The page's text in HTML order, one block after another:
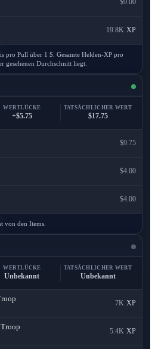
$9.00
19.8K XP
pro Pull über 1 $. Gesamte Helden-XP pro
gesehenen Durchschnitt liegt.
WERTLÜCKE
+$5.75
TATSÄCHLICHER WERT
$17.75
$9.75
$4.00
$4.00
von den Items.
WERTLÜCKE
Unbekannt
TATSÄCHLICHER WERT
Unbekannt
7K XP
5.4K XP